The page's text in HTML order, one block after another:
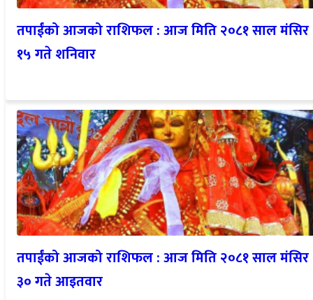
तपाईंको आजको राशिफल : आज मिति २०८१ साल मंसिर
१५ गते शनिवार
तपाईंको आजको राशिफल : आज मिति २०८१ साल मंसिर
३० गते आइतवार